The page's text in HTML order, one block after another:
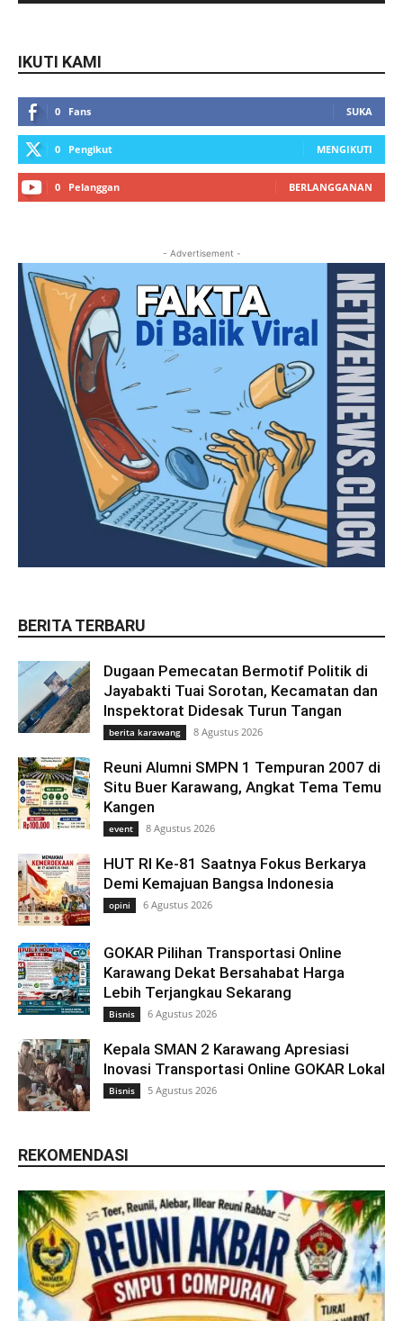
IKUTI KAMI
0 Fans SUKA
0 Pengikut MENGIKUTI
0 Pelanggan BERLANGGANAN
- Advertisement -
BERITA TERBARU
Dugaan Pemecatan Bermotif Politik di
Jayabakti Tuai Sorotan, Kecamatan dan
Inspektorat Didesak Turun Tangan
berita karawang 8 Agustus 2026
Reuni Alumni SMPN 1 Tempuran 2007 di
Situ Buer Karawang, Angkat Tema Temu
Kangen
event 8 Agustus 2026
HUT RI Ke-81 Saatnya Fokus Berkarya
Demi Kemajuan Bangsa Indonesia
opini 6 Agustus 2026
GOKAR Pilihan Transportasi Online
Karawang Dekat Bersahabat Harga
Lebih Terjangkau Sekarang
Bisnis 6 Agustus 2026
Kepala SMAN 2 Karawang Apresiasi
Inovasi Transportasi Online GOKAR Lokal
Bisnis 5 Agustus 2026
REKOMENDASI